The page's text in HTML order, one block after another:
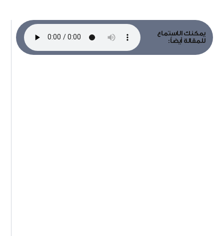
يمكنك الاستماع
للمقالة أيضاً: